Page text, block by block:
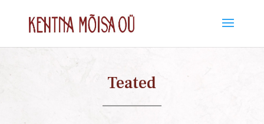
Teated